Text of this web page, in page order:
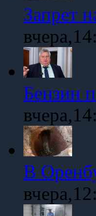
Запрет
Бензин
В